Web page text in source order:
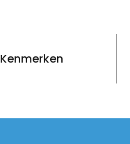
Kenmerken